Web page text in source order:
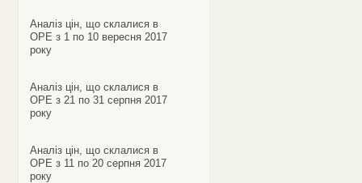
Аналіз цін, що склалися в
ОРЕ з 1 по 10 вересня 2017
року
Аналіз цін, що склалися в
ОРЕ з 21 по 31 серпня 2017
року
Аналіз цін, що склалися в
ОРЕ з 11 по 20 серпня 2017
року